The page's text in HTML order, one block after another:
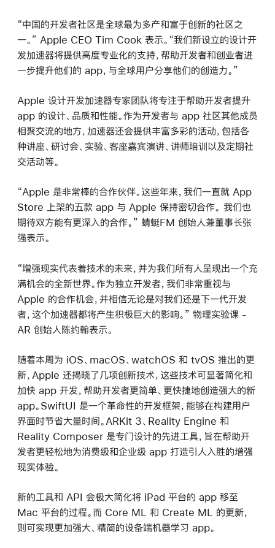
“中国的开发者社区是全球最为多产和富于创新的社区之
一。” Apple CEO Tim Cook 表示。“我们新设立的设计开
发加速器将提供高度专业化的支持，帮助开发者和创业者进
一步提升他们的 app，与全球用户分享他们的创造力。”
Apple 设计开发加速器专家团队将专注于帮助开发者提升
app 的设计、品质和性能。作为开发者与 app 社区其他成员
相聚交流的地方，加速器还会提供丰富多彩的活动，包括各
种讲座、研讨会、实验、客座嘉宾演讲、讲师培训以及定期社
交活动等。
“Apple 是非常棒的合作伙伴。这些年来，我们一直就 App
Store 上架的五款 app 与 Apple 保持密切合作。 我们也
期待双方能有更深入的合作。” 蜻蜓FM 创始人兼董事长张
强表示。
“增强现实代表着技术的未来，并为我们所有人呈现出一个充
满机会的全新世界。作为独立开发者，我们非常重视与
Apple 的合作机会，并相信无论是对我们还是下一代开发
者，这个加速器都将产生积极巨大的影响。” 物理实验课 -
AR 创始人陈约翰表示。
随着本周为 iOS、macOS、watchOS 和 tvOS 推出的更
新，Apple 还揭晓了几项创新技术，这些技术可显著简化和
加快 app 开发，帮助开发者更简单、更快捷地创造强大的新
app。SwiftUI 是一个革命性的开发框架，能够在构建用户
界面时节省大量时间。ARKit 3、Reality Engine 和
Reality Composer 是专门设计的先进工具，旨在帮助开
发者更轻松地为消费级和企业级 app 打造引人入胜的增强
现实体验。
新的工具和 API 会极大简化将 iPad 平台的 app 移至
Mac 平台的过程。而 Core ML 和 Create ML 的更新，
则可实现更加强大、精简的设备端机器学习 app。